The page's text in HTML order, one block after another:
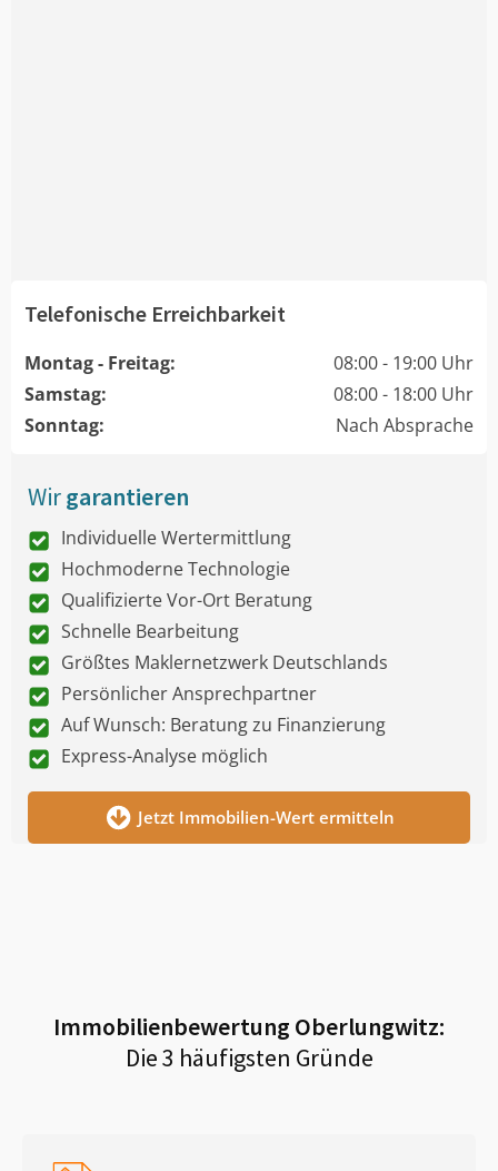
Telefonische Erreichbarkeit
Montag - Freitag:
08:00 - 19:00 Uhr
Samstag:
08:00 - 18:00 Uhr
Sonntag:
Nach Absprache
Wirgarantieren
Individuelle Wertermittlung
Hochmoderne Technologie
Qualifizierte Vor-Ort Beratung
Schnelle Bearbeitung
Größtes Maklernetzwerk Deutschlands
Persönlicher Ansprechpartner
Auf Wunsch: Beratung zu Finanzierung
Express-Analyse möglich
Jetzt Immobilien-Wert ermitteln
Immobilienbewertung Oberlungwitz:
Die 3 häufigsten Gründe